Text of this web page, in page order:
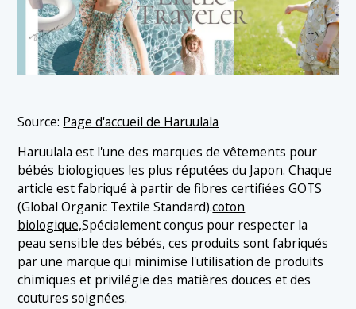
Source: Page d'accueil de Haruulala
Haruulala est l'une des marques de vêtements pour
bébés biologiques les plus réputées du Japon. Chaque
article est fabriqué à partir de fibres certifiées GOTS
(Global Organic Textile Standard).coton
biologique,Spécialement conçus pour respecter la
peau sensible des bébés, ces produits sont fabriqués
par une marque qui minimise l'utilisation de produits
chimiques et privilégie des matières douces et des
coutures soignées.